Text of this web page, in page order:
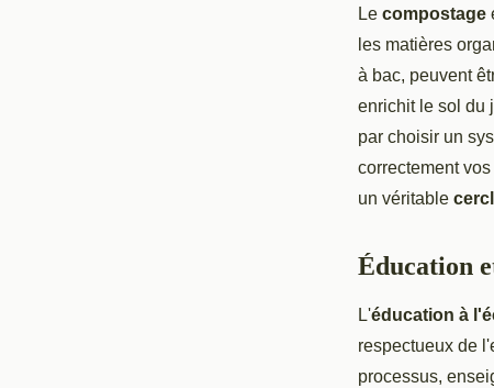
Le compostage
les matières
à bac, peuvent
enrichit le sol du
par choisir un
correctement
un véritable
Éducation
L'éducation à
respectueux de
processus,